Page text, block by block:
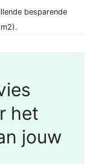
besparende
het
jouw